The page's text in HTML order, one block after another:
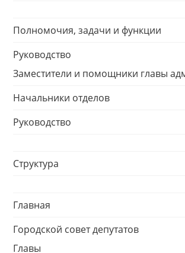
Полномочия, задачи и функции
Руководство
Заместители и помощники главы
Начальники отделов
Руководство
Структура
Главная
Городской совет депутатов
Главы